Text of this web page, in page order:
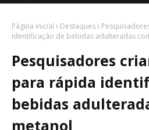
Página inicial Destaques
identificação de bebidas adulteradas
Pesquisadores
para rápida
bebidas
metanol